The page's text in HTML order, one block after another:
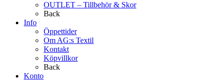
OUTLET – Tillbehör & Skor
Back
Info
Öppettider
Om AG:s Textil
Kontakt
Köpvillkor
Back
Konto